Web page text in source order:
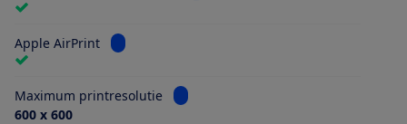
Apple AirPrint Bekijk informatie voor Apple AirPrint
Maximum printresolutie
Bekijk informatie voor Maximum
600 x 600